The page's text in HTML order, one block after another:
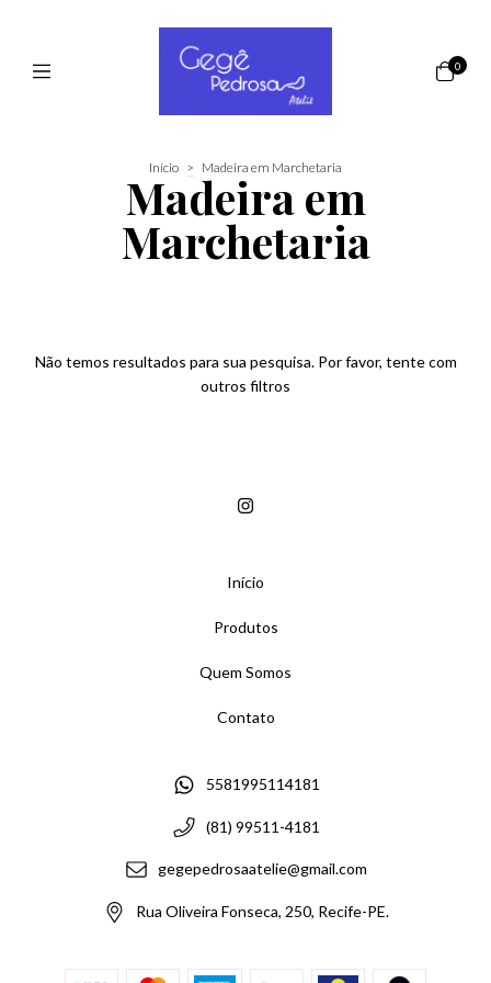
0
Início > Madeira em Marchetaria
Madeira em
Marchetaria
Não temos resultados para sua pesquisa. Por favor, tente com
outros filtros
Início
Produtos
Quem Somos
Contato
5581995114181
(81) 99511-4181
gegepedrosaatelie@gmail.com
Rua Oliveira Fonseca, 250, Recife-PE.